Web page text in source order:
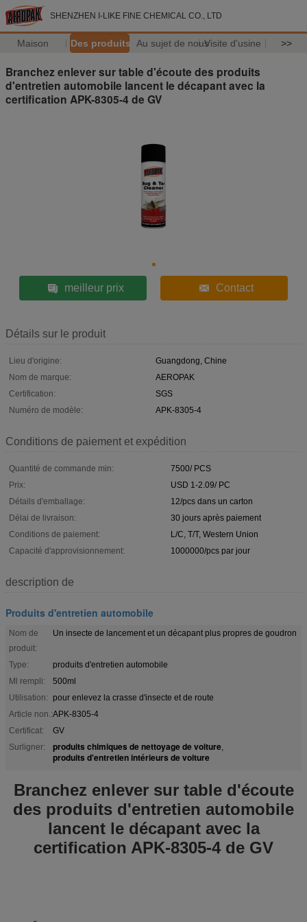
SHENZHEN I-LIKE FINE CHEMICAL CO., LTD
Maison Des produits Au sujet de nousVisite d'usine >>
Branchez enlever sur table d'écoute des produits
d'entretien automobile lancent le décapant avec la
certification APK-8305-4 de GV
meilleur prix Contact
Détails sur le produit
Lieu d'origine:
Guangdong, Chine
Nom de marque:
AEROPAK
Certification:
SGS
Numéro de modèle:
APK-8305-4
Conditions de paiement et expédition
Quantité de commande min:
7500/ PCS
Prix:
USD 1-2.09/ PC
Détails d'emballage:
12/pcs dans un carton
Délai de livraison:
30 jours après paiement
Conditions de paiement:
L/C, T/T, Western Union
Capacité d'approvisionnement:
1000000/pcs par jour
description de
Produits d'entretien automobile
Nom de
produit:
Un insecte de lancement et un décapant plus propres de goudron
Type:
produits d'entretien automobile
Ml rempli:
500ml
Utilisation: pour enlevez la crasse d'insecte et de route
Article non.:APK-8305-4
Certificat:
GV
Surligner:
produits chimiques de nettoyage de voiture,
produits d'entretien intérieurs de voiture
Branchez enlever sur table d'écoute
des produits d'entretien automobile
lancent le décapant avec la
certification APK-8305-4 de GV